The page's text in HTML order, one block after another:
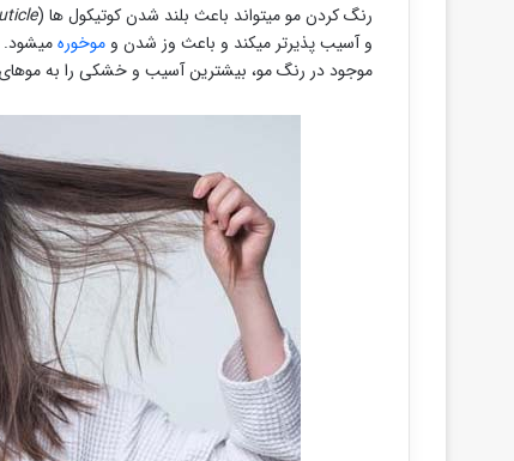
رنگ کردن مو میتواند باعث بلند شدن کوتیکول ها (
و آسیب پذیرتر میکند و باعث وز شدن و موخورهمیشود.
موجود در رنگ مو، بیشترین آسیب و خشکی را به موهای